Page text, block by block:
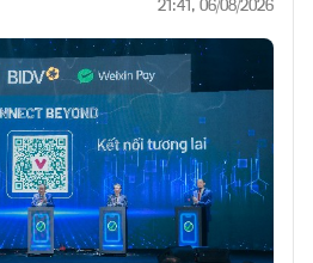
21:41, 06/08/2026